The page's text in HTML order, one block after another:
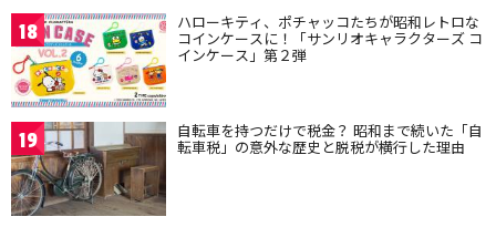
18 ハローキティ、ポチャッコたちが昭和レトロな
コインケースに！「サンリオキャラクターズ コ
インケース」第２弾
19 自転車を持つだけで税金？ 昭和まで続いた「自
転車税」の意外な歴史と脱税が横行した理由